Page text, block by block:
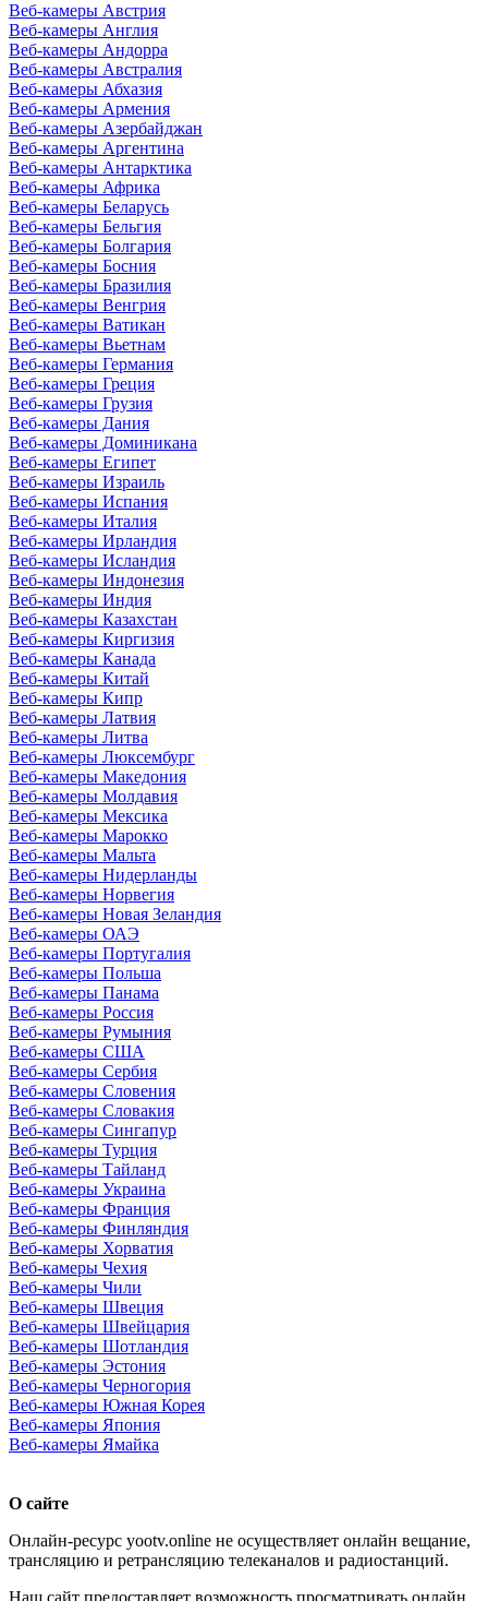
Веб-камеры Австрия
Веб-камеры Англия
Веб-камеры Андорра
Веб-камеры Австралия
Веб-камеры Абхазия
Веб-камеры Армения
Веб-камеры Азербайджан
Веб-камеры Аргентина
Веб-камеры Антарктика
Веб-камеры Африка
Веб-камеры Беларусь
Веб-камеры Бельгия
Веб-камеры Болгария
Веб-камеры Босния
Веб-камеры Бразилия
Веб-камеры Венгрия
Веб-камеры Ватикан
Веб-камеры Вьетнам
Веб-камеры Германия
Веб-камеры Греция
Веб-камеры Грузия
Веб-камеры Дания
Веб-камеры Доминикана
Веб-камеры Египет
Веб-камеры Израиль
Веб-камеры Испания
Веб-камеры Италия
Веб-камеры Ирландия
Веб-камеры Исландия
Веб-камеры Индонезия
Веб-камеры Индия
Веб-камеры Казахстан
Веб-камеры Киргизия
Веб-камеры Канада
Веб-камеры Китай
Веб-камеры Кипр
Веб-камеры Латвия
Веб-камеры Литва
Веб-камеры Люксембург
Веб-камеры Македония
Веб-камеры Молдавия
Веб-камеры Мексика
Веб-камеры Марокко
Веб-камеры Мальта
Веб-камеры Нидерланды
Веб-камеры Норвегия
Веб-камеры Новая Зеландия
Веб-камеры ОАЭ
Веб-камеры Португалия
Веб-камеры Польша
Веб-камеры Панама
Веб-камеры Россия
Веб-камеры Румыния
Веб-камеры США
Веб-камеры Сербия
Веб-камеры Словения
Веб-камеры Словакия
Веб-камеры Сингапур
Веб-камеры Турция
Веб-камеры Тайланд
Веб-камеры Украина
Веб-камеры Франция
Веб-камеры Финляндия
Веб-камеры Хорватия
Веб-камеры Чехия
Веб-камеры Чили
Веб-камеры Швеция
Веб-камеры Швейцария
Веб-камеры Шотландия
Веб-камеры Эстония
Веб-камеры Черногория
Веб-камеры Южная Корея
Веб-камеры Япония
Веб-камеры Ямайка
О сайте
Онлайн-ресурс yootv.online не осуществляет онлайн вещание,
трансляцию и ретрансляцию телеканалов и радиостанций.